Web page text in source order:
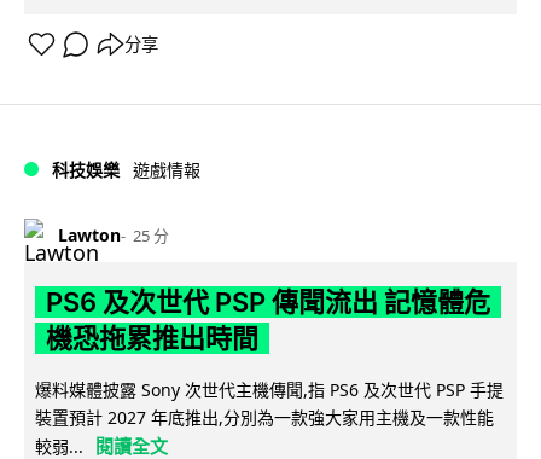
分享
科技娛樂 遊戲情報
Lawton 25 分
PS6 及次世代 PSP 傳聞流出 記憶體危
機恐拖累推出時間
爆料媒體披露 Sony 次世代主機傳聞,指 PS6 及次世代 PSP 手提
裝置預計 2027 年底推出,分別為一款強大家用主機及一款性能
較弱...
閱讀全文